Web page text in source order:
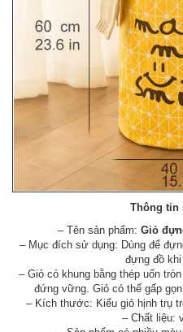
Thông tin
– Tên sản phẩm: Giỏ
– Mục đích sử dụng: Dùng để
đựng đồ khi
– Giỏ có khung bằng thép uốn
đứng vững. Giỏ có thể gấp
– Kích thước: Kiểu giỏ hịnh trụ
– Chất liệu: